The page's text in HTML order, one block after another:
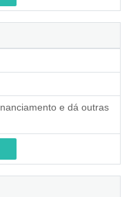
e dá outras